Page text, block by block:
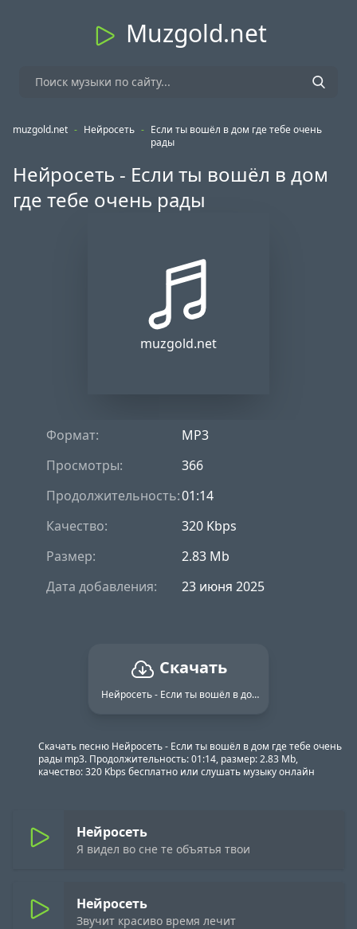
Muzgold.net
muzgold.net - Нейросеть - Если ты вошёл в дом где тебе очень
рады
Нейросеть - Если ты вошёл в дом
где тебе очень рады
muzgold.net
Формат:
MP3
Просмотры:
366
Продолжительность:01:14
Качество:
320 Kbps
Размер:
2.83 Mb
Дата добавления:
23 июня 2025
Скачать
Нейросеть - Если ты вошёл в дом где тебе очень рады
Скачать песню Нейросеть - Если ты вошёл в дом где тебе очень
рады mp3. Продолжительность: 01:14, размер: 2.83 Mb,
качество: 320 Kbps бесплатно или слушать музыку онлайн
Нейросеть
Я видел во сне те объятья твои
Нейросеть
Звучит красиво время лечит